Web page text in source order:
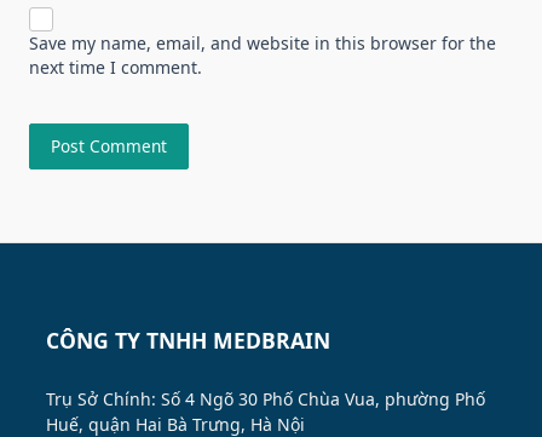
Save my name, email, and website in this browser for the
next time I comment.
CÔNG TY TNHH MEDBRAIN
Trụ Sở Chính: Số 4 Ngõ 30 Phố Chùa Vua, phường Phố
Huế, quận Hai Bà Trưng, Hà Nội